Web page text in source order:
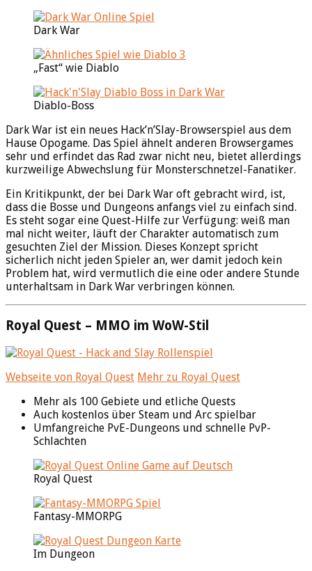
Dark War
„Fast“ wie Diablo
Diablo-Boss
Dark War ist ein neues Hack’n’Slay-Browserspiel aus dem
Hause Opogame. Das Spiel ähnelt anderen Browsergames
sehr und erfindet das Rad zwar nicht neu, bietet allerdings
kurzweilige Abwechslung für Monsterschnetzel-Fanatiker.
Ein Kritikpunkt, der bei Dark War oft gebracht wird, ist,
dass die Bosse und Dungeons anfangs viel zu einfach sind.
Es steht sogar eine Quest-Hilfe zur Verfügung: weiß man
mal nicht weiter, läuft der Charakter automatisch zum
gesuchten Ziel der Mission. Dieses Konzept spricht
sicherlich nicht jeden Spieler an, wer damit jedoch kein
Problem hat, wird vermutlich die eine oder andere Stunde
unterhaltsam in Dark War verbringen können.
Royal Quest – MMO im WoW-Stil
Webseite von Royal Quest Mehr zu Royal Quest
Mehr als 100 Gebiete und etliche Quests
Auch kostenlos über Steam und Arc spielbar
Umfangreiche PvE-Dungeons und schnelle PvP-
Schlachten
Royal Quest
Fantasy-MMORPG
Im Dungeon